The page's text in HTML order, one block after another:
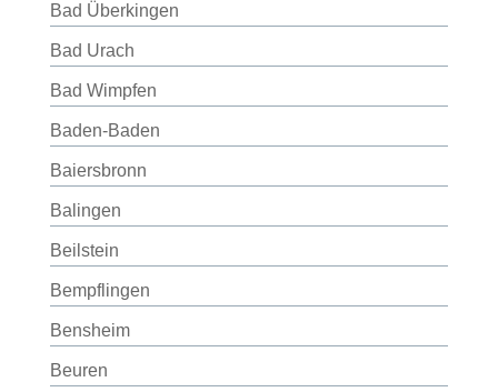
Bad Überkingen
Bad Urach
Bad Wimpfen
Baden-Baden
Baiersbronn
Balingen
Beilstein
Bempflingen
Bensheim
Beuren